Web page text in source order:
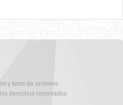
y tipos de archivos
derechos reservados